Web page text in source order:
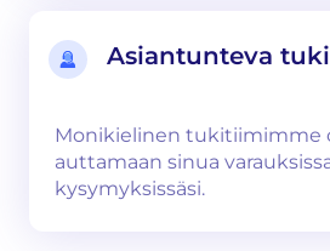
Asiantunteva tuki
Monikielinen tukitiimimme
auttamaan sinua
kysymyksissäsi.